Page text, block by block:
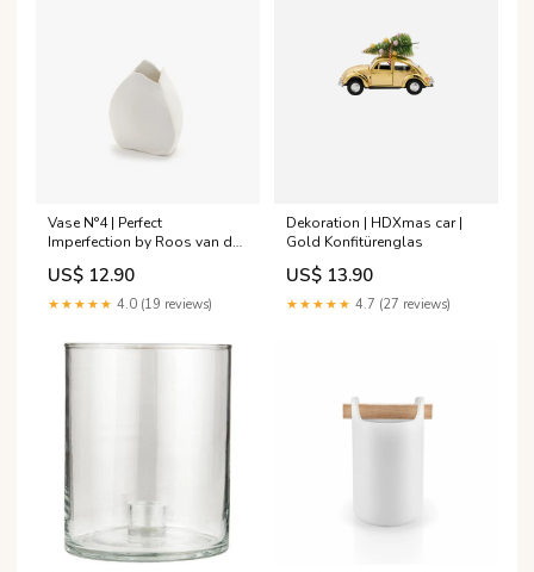
Vase N°4 | Perfect
Imperfection by Roos van de
Velde Baumkette
US$ 12.90
★★★★★ 4.0 (19 reviews)
Dekoration | HDXmas car |
Gold Konfitürenglas
US$ 13.90
★★★★★ 4.7 (27 reviews)